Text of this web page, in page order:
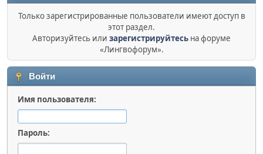
Только зарегистрированные пользователи имеют доступ в
этот раздел.
Авторизуйтесь или зарегистрируйтесь на форуме
«Лингвофорум».
Войти
Имя пользователя:
Пароль: